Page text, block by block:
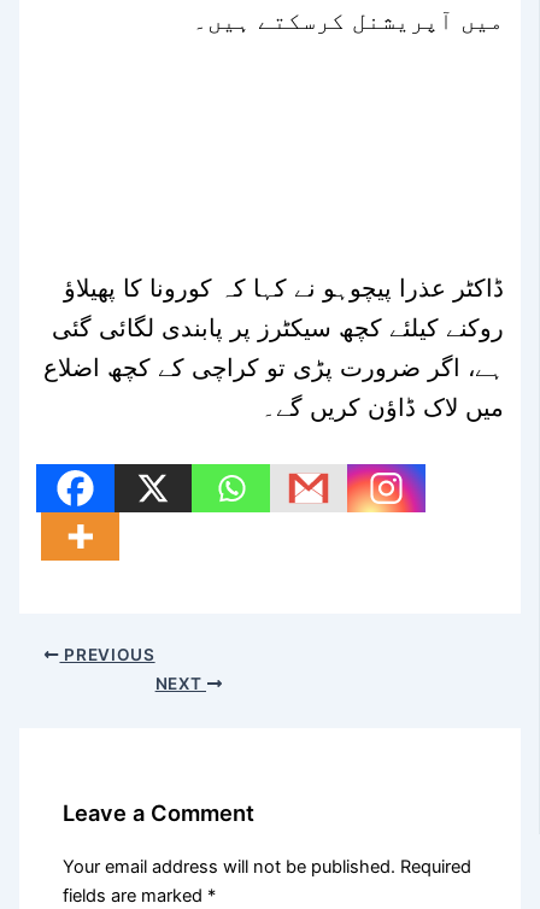
میں آپریشنل کرسکتے ہیں۔
روکنے کیلئے کچھ سیکٹرز پر پابندی لگائی گئی
ہے، اگر ضرورت پڑی تو کراچی کے کچھ اضلاع
میں لاک ڈاؤن کریں گے۔
PREVIOUS
NEXT
Leave a Comment
Your email address will not be published. Required
fields are marked *